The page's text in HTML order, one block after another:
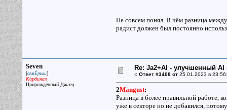
Не совсем понял. В чём разница между
радист должен был постоянно
Seven
[семЁрыш]
Кардинал
Прирожденный Джаец
Re: Ja2+AI - улучшенный AI
« Ответ #3408 от25.01.2023 в
2Mangust:
Разница в более правильной работе,
уже в секторе но не добавился,